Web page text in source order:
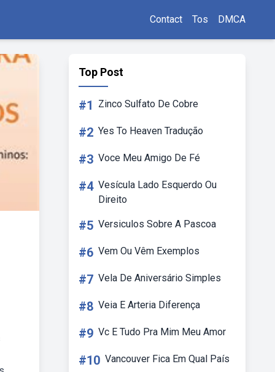
Contact Tos DMCA
Top Post
#1 Zinco Sulfato De Cobre
#2 Yes To Heaven Tradução
#3 Voce Meu Amigo De Fé
#4 Vesícula Lado Esquerdo Ou
Direito
#5 Versiculos Sobre A Pascoa
#6 Vem Ou Vêm Exemplos
#7 Vela De Aniversário Simples
#8 Veia E Arteria Diferença
#9 Vc E Tudo Pra Mim Meu Amor
#10 Vancouver Fica Em Qual País